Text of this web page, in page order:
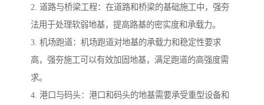
2. 道路与桥梁工程：在道路和桥梁的基础施工中，强夯
法用于处理软弱地基，提高路基的密实度和承载力。
3. 机场跑道：机场跑道对地基的承载力和稳定性要求
高，强夯施工可以有效加固地基，满足跑道的高强度需
求。
4. 港口与码头：港口和码头的地基需要承受重型设备和